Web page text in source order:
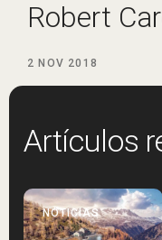
Robert
2 NOV 2018
Artículos
NOTICIAS